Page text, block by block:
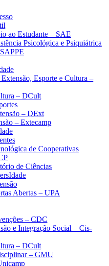
ao Estudante – SAE
Psicológica e Psiquiátrica
Esporte e Cultura –
– DCult
– DExt
– Extecamp
de Cooperativas
de Ciências
Abertas – UPA
– CDC
e Integração Social – Cis-
– DCult
– GMU